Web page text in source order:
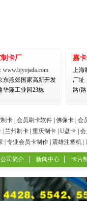
卡厂
www.bjyojada.com
东燕郊国家高新开发
华隆工业园23栋
嘉
上海
厂址
路(
卡 会员刷卡软件 佛像卡 会
兰州制卡 重庆制卡 U盘卡
专业会员卡制作 震雄注塑机
公司简介 新闻中心 卡片